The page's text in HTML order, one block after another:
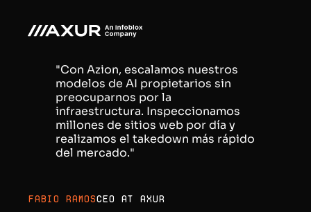
"Con Azion, escalamos nuestros
modelos de AI propietarios sin
preocuparnos por la
infraestructura. Inspeccionamos
millones de sitios web por día y
realizamos el takedown más rápido
del mercado."
Fabio RamosCEO at Axur